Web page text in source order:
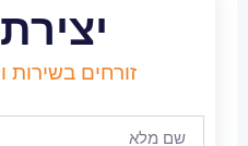
זורחים בשירות